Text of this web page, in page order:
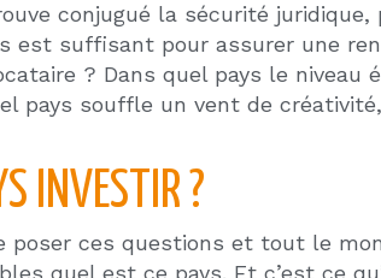
lapuissance ce ce pays, et si
est remplacé par les
. Les infrastructures seront de
, la capacité financière de ce
depuis la crise de 2008
mondiale est dépendante du
fonds de pension Américains.